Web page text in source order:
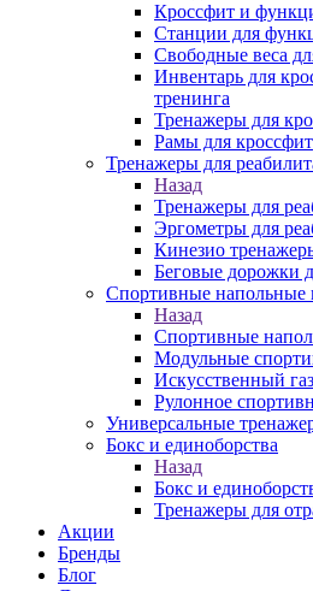
Кроссфит и
Станции для
Свободные веса
Инвентарь для
тренинга
Тренажеры для
Рамы для кроссфит
Тренажеры для
Назад
Тренажеры для
Эргометры для
Кинезио
Беговые дорожки
Спортивные напольные
Назад
Спортивные
Модульные
Искусственный
Рулонное
Универсальные
Бокс и единоборства
Назад
Бокс и
Тренажеры для
Акции
Бренды
Блог